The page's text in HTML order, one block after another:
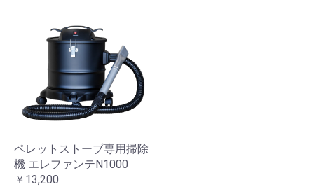
ペレットストーブ専用掃除
機 エレファンテN1000
￥13,200